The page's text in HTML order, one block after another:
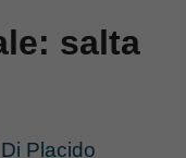
salta
Placido